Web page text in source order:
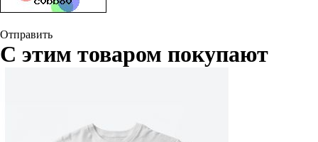
Отправить
С этим товаром покупают